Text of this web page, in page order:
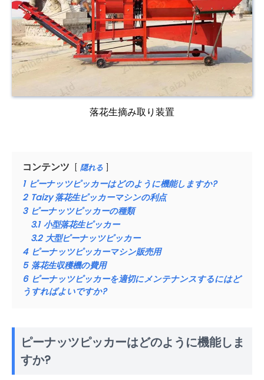
落花生摘み取り装置
コンテンツ 隠れる
1 ピーナッツピッカーはどのように機能しますか?
2 Taizy 落花生ピッカーマシンの利点
3 ピーナッツピッカーの種類
3.1 小型落花生ピッカー
3.2 大型ピーナッツピッカー
4 ピーナッツピッカーマシン販売用
5 落花生収穫機の費用
6 ピーナッツピッカーを適切にメンテナンスするにはど
うすればよいですか?
ピーナッツピッカーはどのように機能しま
すか?